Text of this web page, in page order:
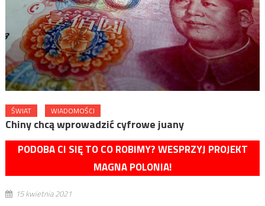
ŚWIAT WIADOMOŚCI
Chiny chcą wprowadzić cyfrowe juany
PODOBA CI SIĘ TO CO ROBIMY? WESPRZYJ PROJEKT
MAGNA POLONIA!
15 kwietnia 2021